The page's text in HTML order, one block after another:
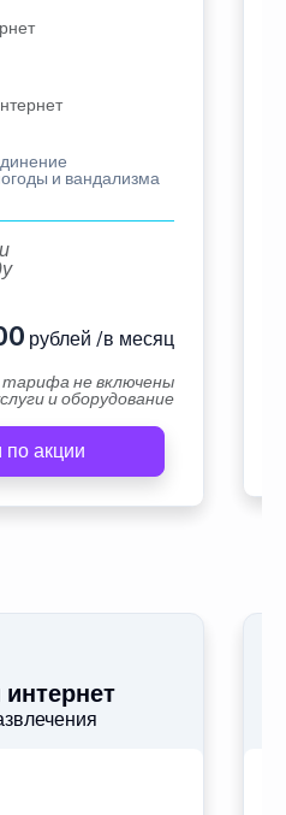
и вандализма
рублей /в месяц
не включены
и оборудование
акции